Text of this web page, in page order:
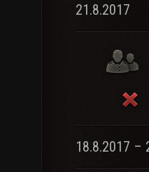
21.8.2017
18.8.2017 –